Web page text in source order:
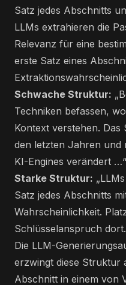
Satz jedes Abschnitts
LLMs extrahieren die
Relevanz für eine
erste Satz eines
Schwache Struktur:
Techniken befassen,
Kontext verstehen.
den letzten Jahren und
KI-Engines verändert …“
Starke Struktur:
Satz jedes Abschnitts
Wahrscheinlichkeit.
Schlüsselanspruch
Die LLM-
erzwingt diese Struktur
Abschnitt in einem von